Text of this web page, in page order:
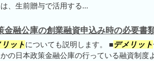
、生前贈与で活用する...
金融公庫の創業融資申込み時の必要書
リットについても説明します。 ■デメリット
の日本政策金融公庫の行っている融資制度